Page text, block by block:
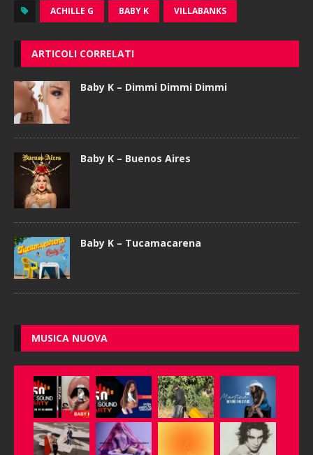
ACHILLE G BABY K VILLABANKS
ARTICOLI CORRELATI
Baby K – Dimmi Dimmi Dimmi
Baby K – Buenos Aires
Baby K – Tucamacarena
MUSICA NUOVA